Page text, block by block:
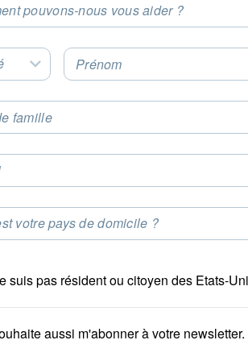
an Option
pouvons-nous vous aider ?
Prénom
famille
an Option
votre pays de domicile ?
suis pas résident ou citoyen des Etats-
aussi m'abonner à votre newsletter.